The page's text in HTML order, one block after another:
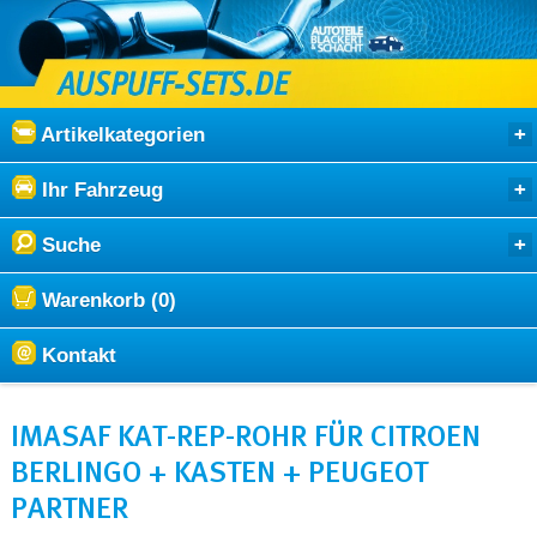
Artikelkategorien
Ihr Fahrzeug
Suche
Warenkorb (0)
Kontakt
IMASAF KAT-REP-ROHR FÜR CITROEN
BERLINGO + KASTEN + PEUGEOT
PARTNER